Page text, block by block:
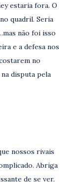
estaria fora. O
quadril. Seria
não foi isso
e a defesa nos
no
disputa pela
nossos rivais
Abriga
de se ver.